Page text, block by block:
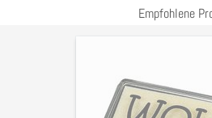
Empfohlene